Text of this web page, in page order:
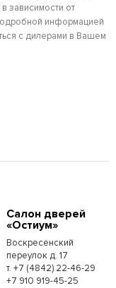
зависимости от
информацией
с дилерами в Вашем
Cалон дверей
«Остиум»
Воскресенский
переулок д. 17
т. +7 (4842) 22-46-29
+7 910 919-45-25